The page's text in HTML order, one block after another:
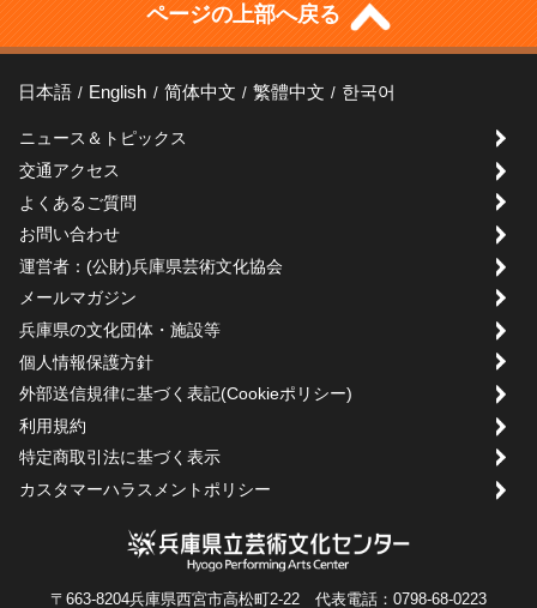
ページの上部へ戻る
日本語 English 简体中文 繁體中文 한국어
ニュース＆トピックス
交通アクセス
よくあるご質問
お問い合わせ
運営者：(公財)兵庫県芸術文化協会
メールマガジン
兵庫県の文化団体・施設等
個人情報保護方針
外部送信規律に基づく表記(Cookieポリシー)
利用規約
特定商取引法に基づく表示
カスタマーハラスメントポリシー
〒663-8204兵庫県西宮市高松町2-22 代表電話：0798-68-0223